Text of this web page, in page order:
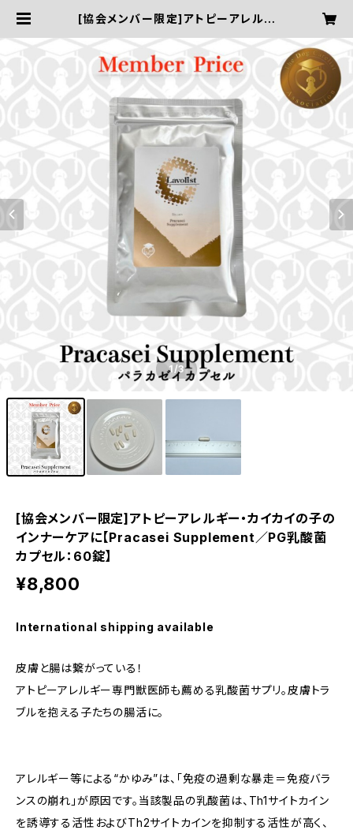
[協会メンバー限定]アトピーアレルギ
菌カプセル：60錠】 | ドッグケアリス
ト協会〜愛犬におうちケアを〜
1/3
[協会メンバー限定]アトピーアレルギー・カイカイの子の
インナーケアに【Pracasei Supplement／PG乳酸菌
カプセル：60錠】
¥8,800
International shipping available
皮膚と腸は繋がっている！
アトピーアレルギー専門獣医師も薦める乳酸菌サプリ。皮膚トラ
ブルを抱える子たちの腸活に。
アレルギー等による“かゆみ”は、「免疫の過剰な暴走＝免疫バラ
ンスの崩れ」が原因です。当該製品の乳酸菌は、Th1サイトカイン
を誘導する活性およびTh2サイトカインを抑制する活性が高く、